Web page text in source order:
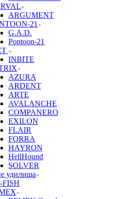
ARGUMENT
21
G.A.D.
Pontoon-21
INBITE
AZURA
ARDENT
ARTE
AVALANCHE
COMPANERO
EXILON
FLAIR
FORRA
HAYRON
HellHound
SOLVER
удилища
FISH